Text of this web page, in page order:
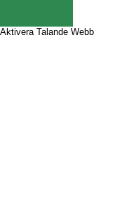
Aktivera Talande Webb